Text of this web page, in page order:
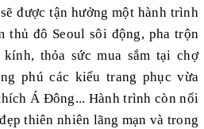
được tận hưởng một hành trình
thủ đô Seoul sôi động, pha trộn
thỏa sức mua sắm tại chợ
phú các kiểu trang phục vừa
Á Đông... Hành trình còn nối
thiên nhiên lãng mạn và trong